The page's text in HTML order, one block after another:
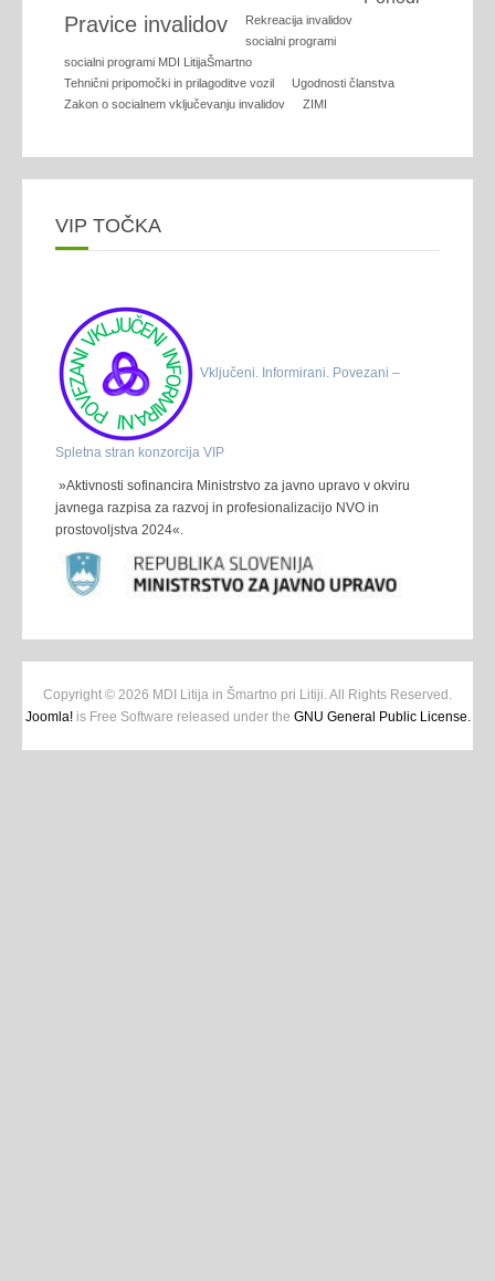
Pravice invalidov
Rekreacija invalidov
socialni programi
socialni programi MDI LitijaŠmartno
Tehnični pripomočki in prilagoditve vozil
Ugodnosti članstva
Zakon o socialnem vključevanju invalidov
ZIMI
VIP TOČKA
Vključeni. Informirani. Povezani –
Spletna stran konzorcija VIP
»Aktivnosti sofinancira Ministrstvo za javno upravo v okviru
javnega razpisa za razvoj in profesionalizacijo NVO in
prostovoljstva 2024«.
Copyright © 2026 MDI Litija in Šmartno pri Litiji. All Rights Reserved.
Joomla!is Free Software released under the GNU General Public License.